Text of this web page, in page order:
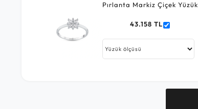
Pırlanta Markiz Çiçek Yüzük
43.158 TL